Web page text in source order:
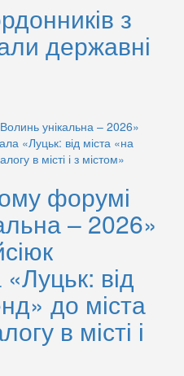
з
державні
форумі
– 2026»
від
до міста
в місті і